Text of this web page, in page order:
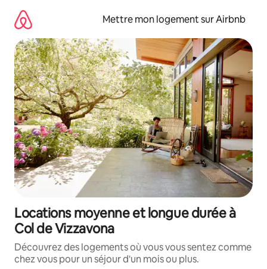
directement
contenu
Mettre mon logement sur Airbnb
Locations moyenne et longue durée à
Col de Vizzavona
Découvrez des logements où vous vous sentez comme
chez vous pour un séjour d'un mois ou plus.